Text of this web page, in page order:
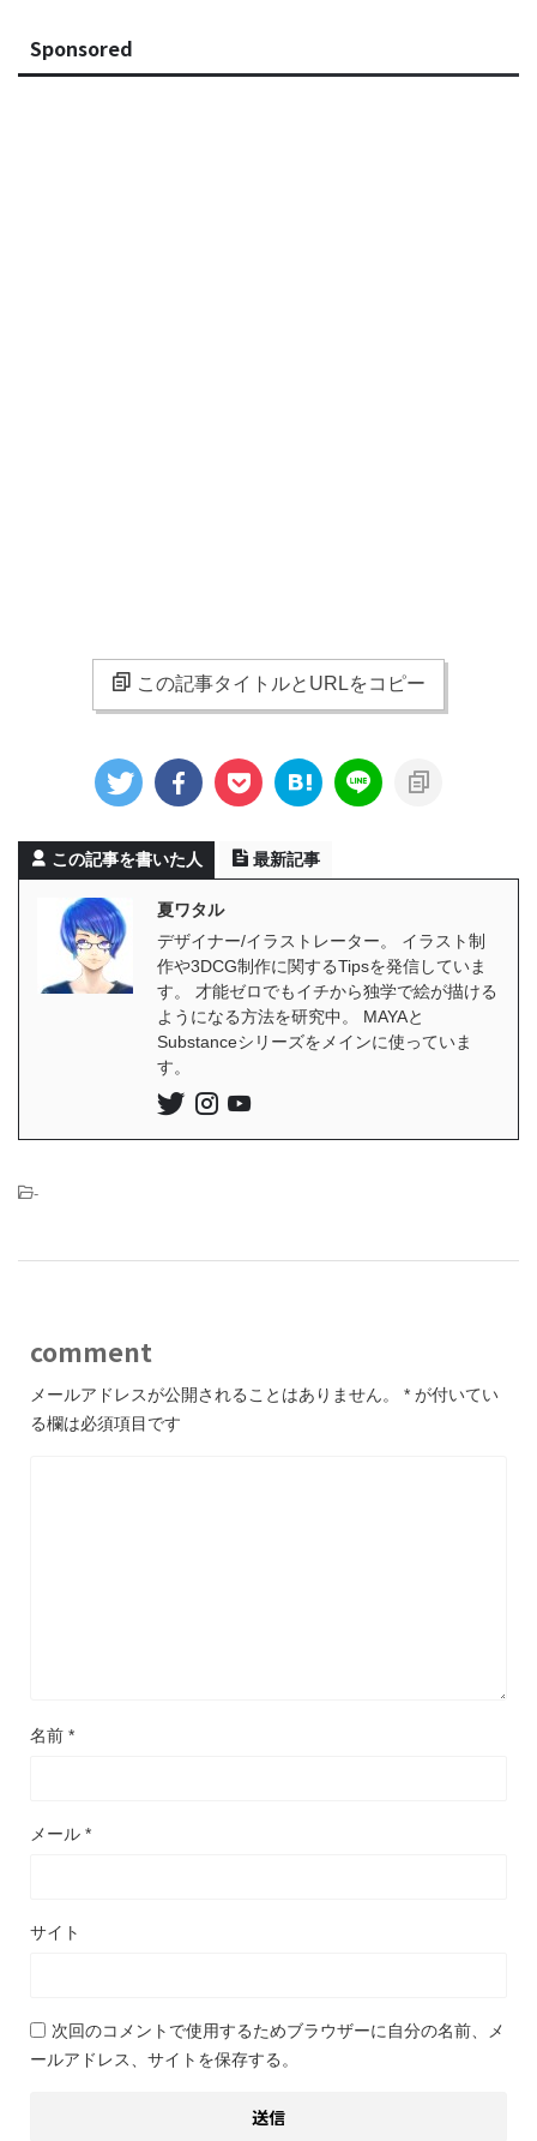
Sponsored
この記事タイトルとURLをコピー
この記事を書いた人 最新記事
夏ワタル
デザイナー/イラストレーター。 イラスト制
作や3DCG制作に関するTipsを発信していま
す。 才能ゼロでもイチから独学で絵が描ける
ようになる方法を研究中。 MAYAと
Substanceシリーズをメインに使っていま
す。
-
comment
メールアドレスが公開されることはありません。 * が付いてい
る欄は必須項目です
名前 *
メール *
サイト
次回のコメントで使用するためブラウザーに自分の名前、メ
ールアドレス、サイトを保存する。